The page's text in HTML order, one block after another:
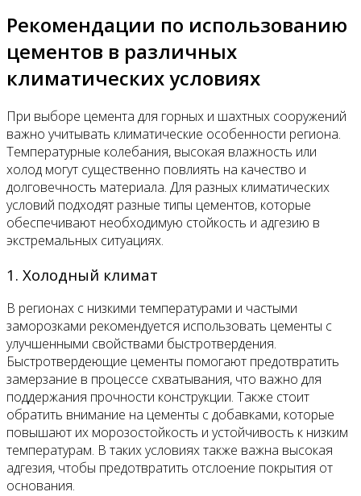
Рекомендации по использованию
цементов в различных
климатических условиях
При выборе цемента для горных и шахтных сооружений
важно учитывать климатические особенности региона.
Температурные колебания, высокая влажность или
холод могут существенно повлиять на качество и
долговечность материала. Для разных климатических
условий подходят разные типы цементов, которые
обеспечивают необходимую стойкость и адгезию в
экстремальных ситуациях.
1. Холодный климат
В регионах с низкими температурами и частыми
заморозками рекомендуется использовать цементы с
улучшенными свойствами быстротвердения.
Быстротвердеющие цементы помогают предотвратить
замерзание в процессе схватывания, что важно для
поддержания прочности конструкции. Также стоит
обратить внимание на цементы с добавками, которые
повышают их морозостойкость и устойчивость к низким
температурам. В таких условиях также важна высокая
адгезия, чтобы предотвратить отслоение покрытия от
основания.